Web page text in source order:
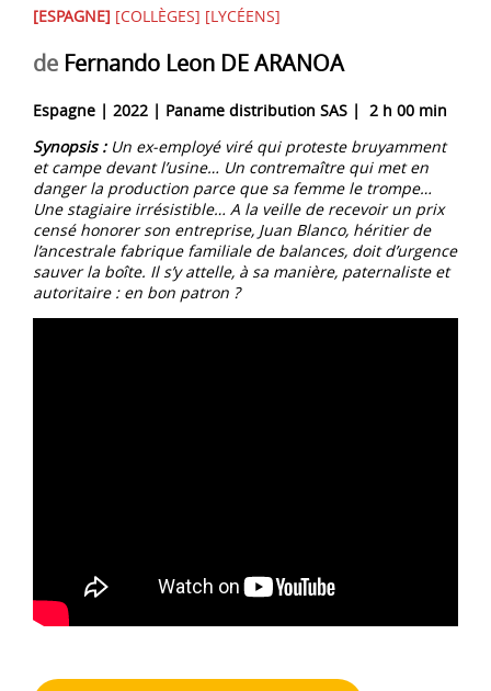
[ESPAGNE] [COLLÈGES] [LYCÉENS]
de Fernando Leon DE ARANOA
Espagne | 2022 | Paname distribution SAS | 2 h 00 min
Synopsis : Un ex-employé viré qui proteste bruyamment
et campe devant l’usine… Un contremaître qui met en
danger la production parce que sa femme le trompe…
Une stagiaire irrésistible… A la veille de recevoir un prix
censé honorer son entreprise, Juan Blanco, héritier de
l’ancestrale fabrique familiale de balances, doit d’urgence
sauver la boîte. Il s’y attelle, à sa manière, paternaliste et
autoritaire : en bon patron ?